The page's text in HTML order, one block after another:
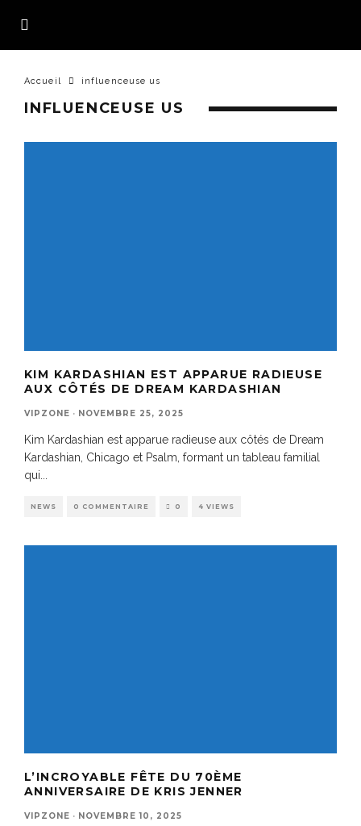
Accueil influenceuse us
INFLUENCEUSE US
KIM KARDASHIAN EST APPARUE RADIEUSE
AUX CÔTÉS DE DREAM KARDASHIAN
VIPZONE · NOVEMBRE 25, 2025
Kim Kardashian est apparue radieuse aux côtés de Dream
Kardashian, Chicago et Psalm, formant un tableau familial
qui
NEWS 0 COMMENTAIRE 0 4 VIEWS
L’INCROYABLE FÊTE DU 70ÈME
ANNIVERSAIRE DE KRIS JENNER
VIPZONE · NOVEMBRE 10, 2025